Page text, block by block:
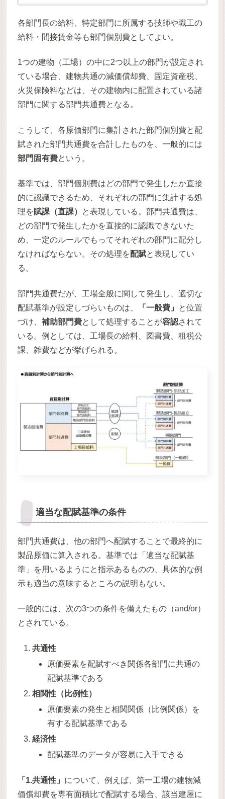
各部門長の給料、特定部門に所属する技師や職工の
給料・間接賃金等も部門個別費としてよい。
1つの建物（工場）の中に2つ以上の部門が設定され
ている場合、建物共通の減価償却費、固定資産税、
火災保険料などは、その建物内に配置されている諸
部門に関する部門共通費となる。
こうして、各原価部門に集計された部門個別費と配
賦された部門共通費を合計したものを、一般的には
部門固有費という。
基準では、部門個別費はどの部門で発生したか直接
的に認識できるため、それぞれの部門に集計する処
理を賦課（直課）
と表現している。部門共通費は、
どの部門で発生したかを直接的に認識できないた
め、一定のルールでもってそれぞれの部門に配分し
なければならない。その処理を配賦と表現してい
る。
部門共通費だが、工場全般に関して発生し、適切な
配賦基準が設定しづらいものは、
「一般費」
と位置
づけ、補助部門費として処理することが容認されて
いる。例としては、工場長の給料、図書費、租税公
課、雑費などが挙げられる。
適当な配賦基準の条件
部門共通費は、他の部門へ配賦することで最終的に
製品原価に算入される。基準では「適当な配賦基
準」を用いるようにと指示あるものの、具体的な例
示も適当
・・
の意味するところの説明もない。
一般的には、次の3つの条件を備えたもの（and/or）
とされている。
共通性
原価要素を配賦すべき関係各部門に共通の
配賦基準である
相関性（比例性）
原価要素の発生と相関関係（比例関係）を
有する配賦基準である
経済性
配賦基準のデータが容易に入手できる
「1.共通性」 について、例えば、第一工場の建物減
価償却費を専有面積比で配賦する場合、該当建屋に